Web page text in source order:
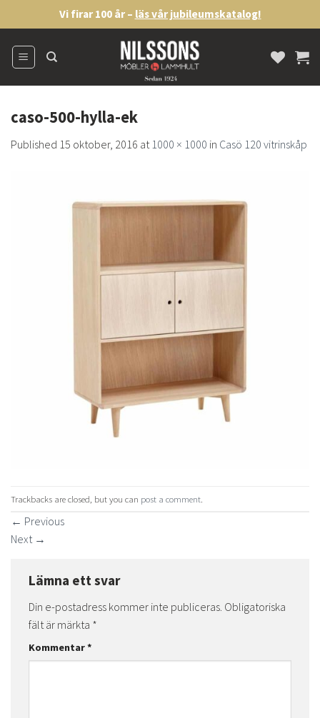
to
content
Vi firar 100 år – läs vår jubileumskatalog!
caso-500-hylla-ek
Published 15 oktober, 2016 at1000 × 1000 in Casö 120 vitrinskåp
Trackbacks are closed, but you can post a comment
← Previous
Next →
Lämna ett svar
Din e-postadress kommer inte publiceras. Obligatoriska
fält är märkta *
Kommentar*